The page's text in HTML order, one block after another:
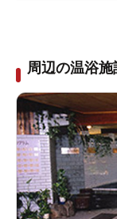
周辺の温浴施